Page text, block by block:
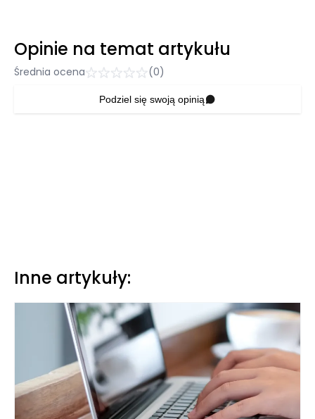
Opinie na temat artykułu
Średnia ocena (0)
Podziel się swoją opinią
Inne artykuły: